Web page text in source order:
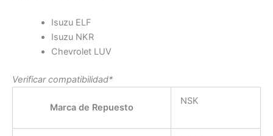
Isuzu ELF
Isuzu NKR
Chevrolet LUV
Verificar compatibilidad*
Marca de Repuesto
NSK